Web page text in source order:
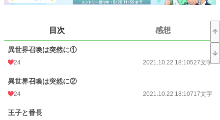
2021.10.22 18:10
初回完結日時 2022.02.19 20:07
週間ポイント
月間ポイント 133 pt (59,781 位)
累計ポイント
目次 感想
異世界召喚は突然に①
24 2021.10.22 18:10527文字
異世界召喚は突然に②
24 2021.10.22 18:10717文字
王子と番長